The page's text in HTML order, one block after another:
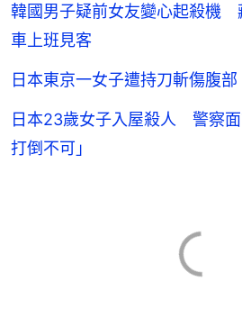
韓國男子疑前女友變心起殺機
車上班見客
日本東京一女子遭持刀斬傷腹
日本23歲女子入屋殺人 警察
打倒不可」